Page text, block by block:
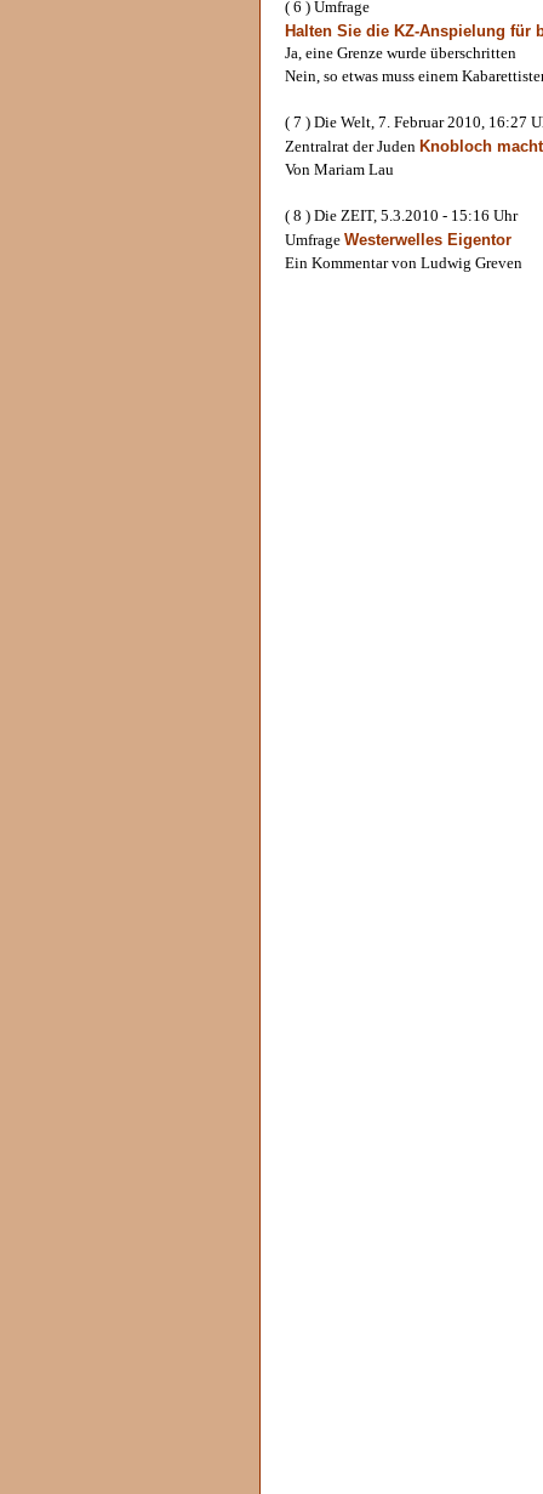
( 6 ) Umfrage
Halten Sie die KZ-Anspielung für
Ja, eine Grenze wurde überschritten
Nein, so etwas muss einem
( 7 ) Die Welt, 7. Februar 2010, 16:27
Zentralrat der Juden Knobloch
Von Mariam Lau
( 8 ) Die ZEIT, 5.3.2010 - 15:16 Uhr
Umfrage Westerwelles Eigentor
Ein Kommentar von Ludwig Greven